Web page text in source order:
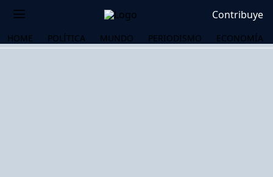
Contribuye
HOME POLÍTICA MUNDO PERIODISMO ECONOMÍA